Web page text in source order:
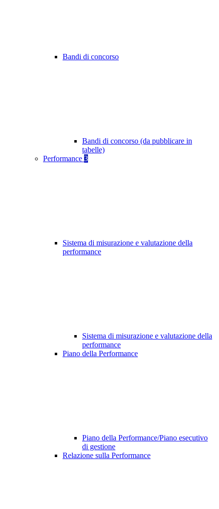
Bandi di concorso
Bandi di concorso (da pubblicare in
tabelle)
Performance 3
Sistema di misurazione e valutazione della
performance
Sistema di misurazione e valutazione della
performance
Piano della Performance
Piano della Performance/Piano esecutivo
di gestione
Relazione sulla Performance